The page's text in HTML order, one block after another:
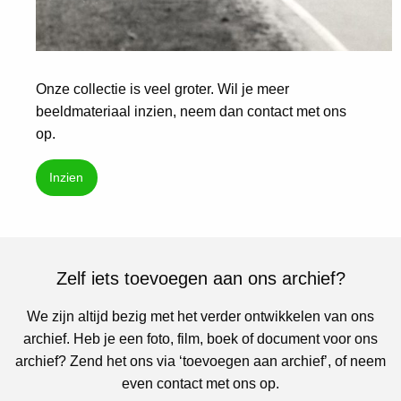
Onze collectie is veel groter. Wil je meer
beeldmateriaal inzien, neem dan contact met ons
op.
Inzien
Zelf iets toevoegen aan ons archief?
We zijn altijd bezig met het verder ontwikkelen van ons
archief. Heb je een foto, film, boek of document voor ons
archief? Zend het ons via ‘toevoegen aan archief’, of neem
even contact met ons op.